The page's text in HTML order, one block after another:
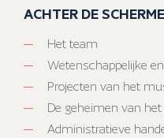
ACHTER DE
Het team
Wetenschappelijke
Projecten van het
De geheimen van
Administratieve